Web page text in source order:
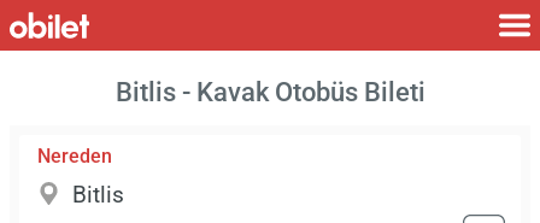
Bitlis - Kavak Otobüs Bileti
Nereden